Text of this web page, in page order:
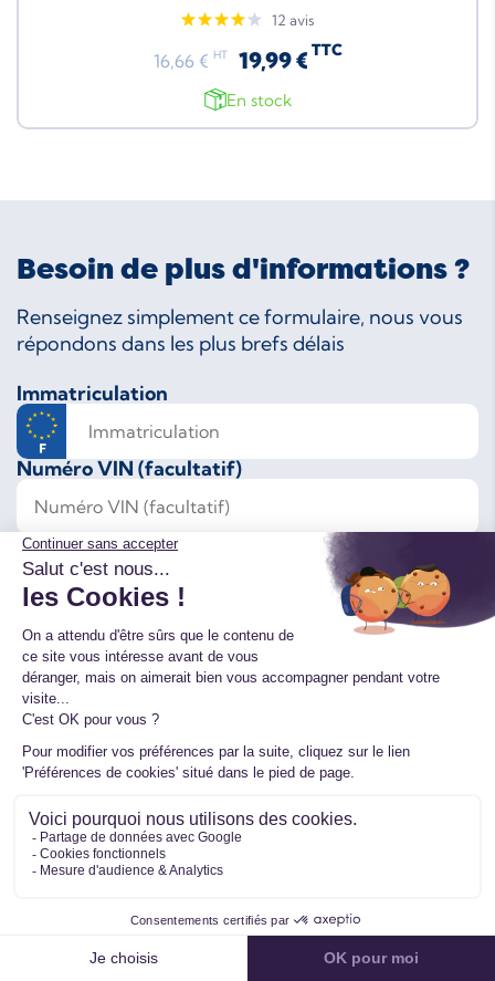
12 avis
16,66 € HT 19,99 € TTC
En stock
Besoin de plus d'informations ?
Renseignez simplement ce formulaire, nous vous
répondons dans les plus brefs délais
Immatriculation
Numéro VIN (facultatif)
Votre Nom
Votre Prénom
Votre Téléphone
Votre Message